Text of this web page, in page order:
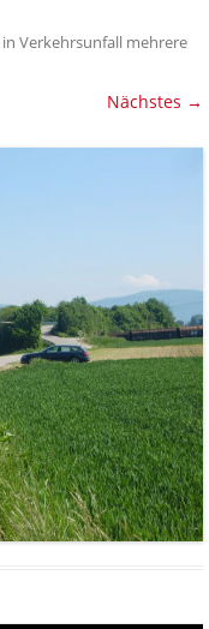
in Verkehrsunfall mehrere
Nächstes →